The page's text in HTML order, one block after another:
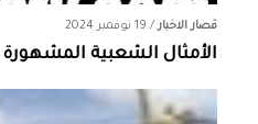
قصار الاخبار/ 19 نوفمبر 2024
الأمثال الشعبية المشهورة